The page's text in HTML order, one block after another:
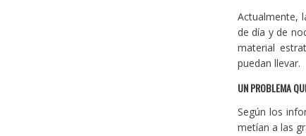
Actualmente,
de día y de
material
puedan llevar.
UN PROBLEMA
Según los
metían a las